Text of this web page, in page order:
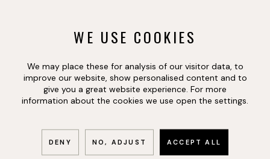
Med flera utgångar till både fram- och baksida skapas en
du befinner dig i hemmet upplevs det ljust, luftigt och
välkomnande.
Bostaden är belägen i ett omtyckt område med enhetlig
kommunikationer, en perfekt kombination av lugn och
tillgänglighet. Här bor du dessutom i en stabil och
WE USE COOKIES
We may place these for analysis of our visitor data, to
improve our website, show personalised content and to
give you a great website experience. For more
information about the cookies we use open the settings.
DENY NO, ADJUST ACCEPT ALL